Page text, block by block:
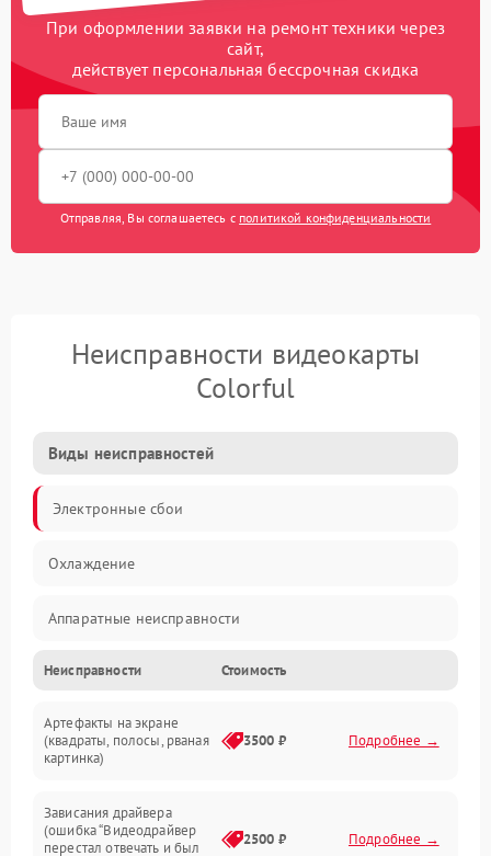
При оформлении заявки на ремонт техники через
сайт,
действует персональная бессрочная скидка
Отправляя, Вы соглашаетесь с политикой конфиденциальности
Неисправности видеокарты
Colorful
Виды неисправностей
Электронные сбои
Охлаждение
Аппаратные неисправности
Перегрев и термопроблемы
Видео
Интерфейсные и коммуникационные проблемы
Неисправности Стоимость
Артефакты на экране
(квадраты, полосы, рваная
картинка)
3500 ₽ Подробнее →
Зависания драйвера
(ошибка “Видеодрайвер
перестал отвечать и был
2500 ₽ Подробнее →